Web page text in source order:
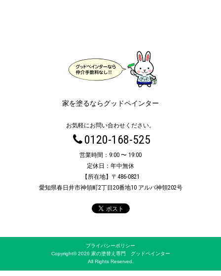
家を塗るならグッドペインター
お気軽にお問い合わせください。
0120-168-525
営業時間：9:00 〜 19:00
定休日：年中無休
【所在地】〒486-0821
愛知県春日井市神領町2丁目20番地10 アルバ神領202号
プライバシーポリシー
Copyright© 2026 家の塗替え専門 グッドペインター
All Rights Reserved.